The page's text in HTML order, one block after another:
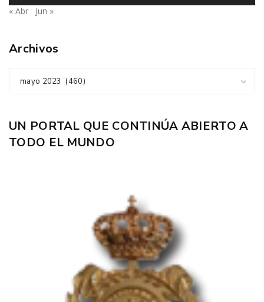
« Abr Jun »
Archivos
mayo 2023 (460)
UN PORTAL QUE CONTINÚA ABIERTO A
TODO EL MUNDO